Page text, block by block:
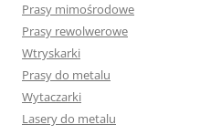
Prasy mimośrodowe
Prasy rewolwerowe
Wtryskarki
Prasy do metalu
Wytaczarki
Lasery do metalu